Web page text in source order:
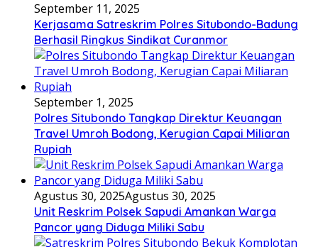
September 11, 2025
Kerjasama Satreskrim Polres Situbondo-Badung
Berhasil Ringkus Sindikat Curanmor
September 1, 2025
Polres Situbondo Tangkap Direktur Keuangan
Travel Umroh Bodong, Kerugian Capai Miliaran
Rupiah
Agustus 30, 2025Agustus 30, 2025
Unit Reskrim Polsek Sapudi Amankan Warga
Pancor yang Diduga Miliki Sabu